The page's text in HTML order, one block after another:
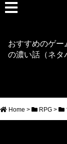
デタリキZ
アナザーエデ
おすすめのゲー
の濃い話（ネタ
Home > RPG >